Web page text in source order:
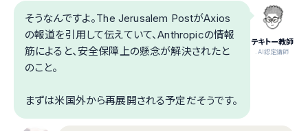
テキトー教師
.AI認定講師
そうなんですよ。The Jerusalem PostがAxios
の報道を引用して伝えていて、Anthropicの情報
筋によると、安全保障上の懸念が解決されたと
のこと。
まずは米国外から再展開される予定だそうです。